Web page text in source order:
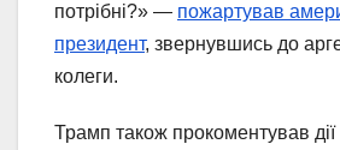
потрібні?» — пожартував
президент, звернувшись до
колеги.
Трамп також прокоментував дії